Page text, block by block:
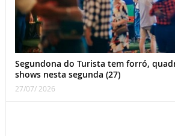
Segundona do Turista tem forró,
shows nesta segunda (27)
27/07/ 2026